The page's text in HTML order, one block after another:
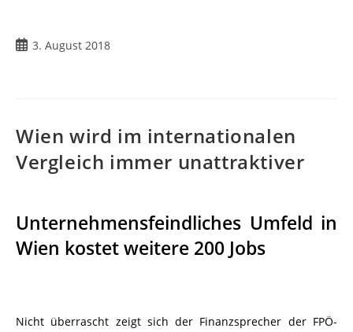
3. August 2018
Wien wird im internationalen
Vergleich immer unattraktiver
Unternehmensfeindliches Umfeld in
Wien kostet weitere 200 Jobs
Nicht überrascht zeigt sich der Finanzsprecher der FPÖ-